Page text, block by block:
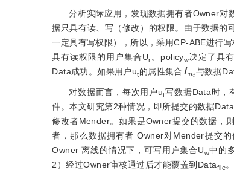
分析实际应用，发现数据拥有者Owner对
据只具有读、写（修改）的权限。由于数据的
一定具有写权限），所以，采用CP-ABE进行
具有读权限的用户集合Ur 。policyw决定了具
Data成功。如果用户ut的属性集合
Iut
与数据
对数据而言，每次用户ut写数据Data时，
件。本文研究第2种情况，即所提交的数据
修改者Mender。如果是Owner提交的数据，
者，那么数据拥有者 Owner对Mender提交
Owner 离线的情况下，可写用户集合Uw中的
2）经过Owner审核通过后才能覆盖到Datafile